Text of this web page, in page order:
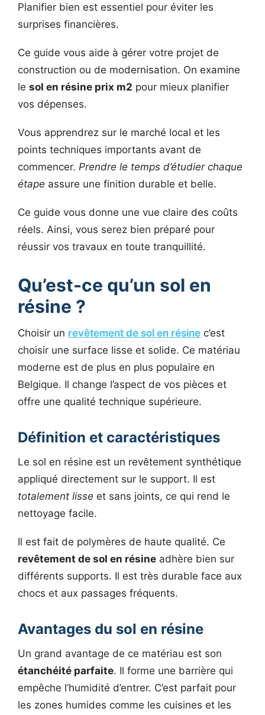
Planifier bien est essentiel pour éviter les
surprises financières.
Ce guide vous aide à gérer votre projet de
construction ou de modernisation. On examine
le sol en résine prix m2 pour mieux planifier
vos dépenses.
Vous apprendrez sur le marché local et les
points techniques importants avant de
commencer. Prendre le temps d’étudier chaque
étape assure une finition durable et belle.
Ce guide vous donne une vue claire des coûts
réels. Ainsi, vous serez bien préparé pour
réussir vos travaux en toute tranquillité.
Qu’est-ce qu’un sol en
résine ?
Choisir un revêtement de sol en résine c’est
choisir une surface lisse et solide. Ce matériau
moderne est de plus en plus populaire en
Belgique. Il change l’aspect de vos pièces et
offre une qualité technique supérieure.
Définition et caractéristiques
Le sol en résine est un revêtement synthétique
appliqué directement sur le support. Il est
totalement lisse et sans joints, ce qui rend le
nettoyage facile.
Il est fait de polymères de haute qualité. Ce
revêtement de sol en résine adhère bien sur
différents supports. Il est très durable face aux
chocs et aux passages fréquents.
Avantages du sol en résine
Un grand avantage de ce matériau est son
étanchéité parfaite. Il forme une barrière qui
empêche l’humidité d’entrer. C’est parfait pour
les zones humides comme les cuisines et les